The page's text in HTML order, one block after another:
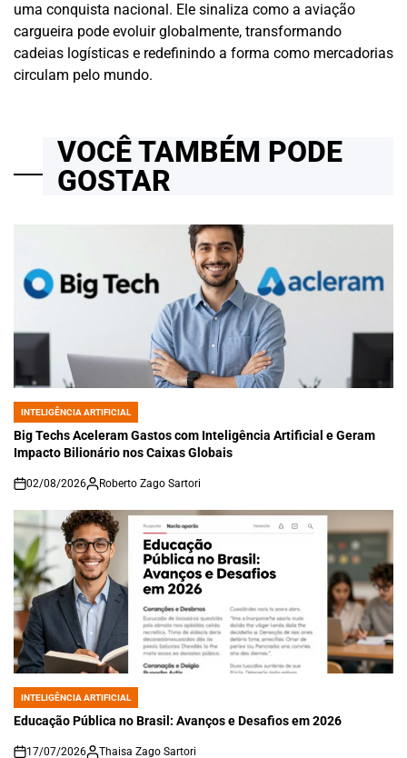
uma conquista nacional. Ele sinaliza como a aviação
cargueira pode evoluir globalmente, transformando
cadeias logísticas e redefinindo a forma como mercadorias
circulam pelo mundo.
VOCÊ TAMBÉM PODE
GOSTAR
POSTED
IN
INTELIGÊNCIA ARTIFICIAL
Big Techs Aceleram Gastos com Inteligência Artificial e Geram
Impacto Bilionário nos Caixas Globais
on
02/08/2026 Roberto Zago Sartori
POSTED
IN
INTELIGÊNCIA ARTIFICIAL
Educação Pública no Brasil: Avanços e Desafios em 2026
17/07/2026 Thaisa Zago Sartori